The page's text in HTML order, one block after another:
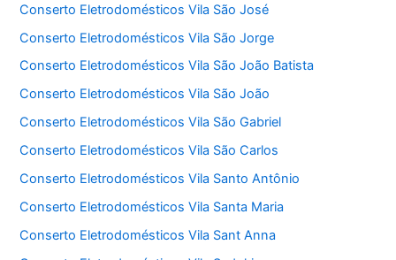
Conserto Eletrodomésticos Vila São José
Conserto Eletrodomésticos Vila São Jorge
Conserto Eletrodomésticos Vila São João Batista
Conserto Eletrodomésticos Vila São João
Conserto Eletrodomésticos Vila São Gabriel
Conserto Eletrodomésticos Vila São Carlos
Conserto Eletrodomésticos Vila Santo Antônio
Conserto Eletrodomésticos Vila Santa Maria
Conserto Eletrodomésticos Vila Sant Anna